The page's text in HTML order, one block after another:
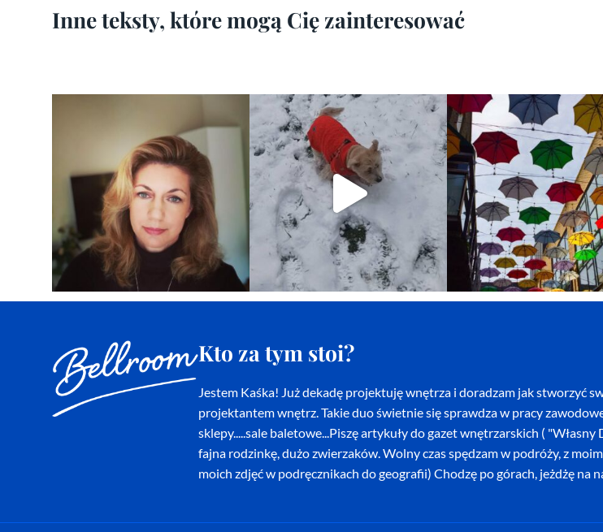
Inne teksty, które mogą Cię zainteresować
Kto za tym stoi?
Jestem Kaśka! Już dekadę projektuję wnętrza i doradzam jak stworzyć
projektantem wnętrz. Takie duo świetnie się sprawdza w pracy
sklepy.....sale baletowe...Piszę artykuły do gazet wnętrzarskich (
fajna rodzinkę, dużo zwierzaków. Wolny czas spędzam w podróży, z
moich zdjęć w podręcznikach do geografii) Chodzę po górach, jeżdżę na